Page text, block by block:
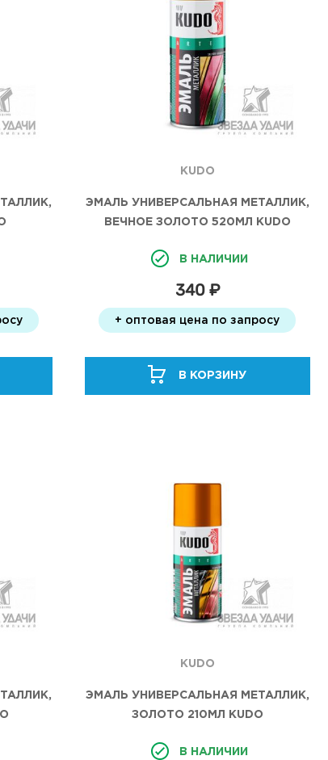
KUDO
ЭМАЛЬ УНИВЕРСАЛЬНАЯ МЕТАЛЛИК,
ВЕЧНОЕ ЗОЛОТО 520МЛ KUDO
В НАЛИЧИИ
340 ₽
+ оптовая цена по запросу
В КОРЗИНУ
KUDO
ЭМАЛЬ УНИВЕРСАЛЬНАЯ МЕТАЛЛИК,
ЗОЛОТО 210МЛ KUDO
В НАЛИЧИИ